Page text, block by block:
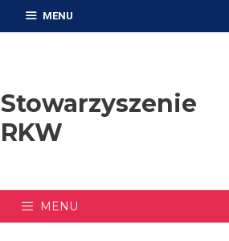
MENU
Stowarzyszenie
RKW
MENU